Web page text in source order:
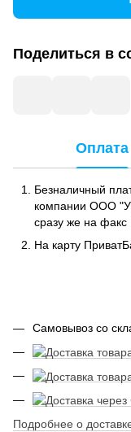
Поделиться в
Оплата
Безналичный
компании ООО
сразу же на
На карту
Самовывоз со
Подробнее о